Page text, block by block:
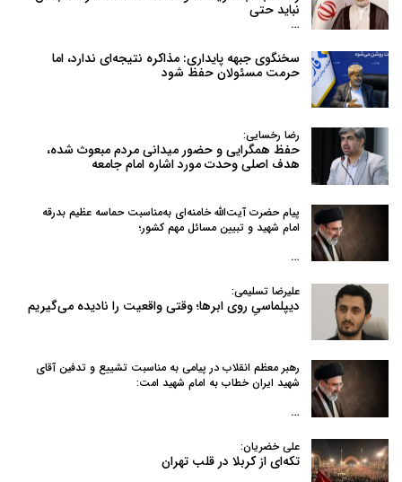
نباید حتی
…
سخنگوی جبهه پایداری: مذاکره نتیجه‌ای ندارد، اما
حرمت مسئولان حفظ شود
رضا رخسایی:
حفظ همگرایی و حضور میدانی مردم مبعوث شده،
هدف اصلی وحدت مورد اشاره امام جامعه
پیام حضرت آیت‌الله خامنه‌ای به‌مناسبت حماسه عظیم بدرقه
امام شهید و تبیین مسائل مهم کشور؛
…
علیرضا تسلیمی:
دیپلماسیِ روی ابرها؛ وقتی واقعیت را نادیده می‌گیریم
رهبر معظم انقلاب در پیامی به‌ مناسبت تشییع و تدفین آقای
شهید ایران خطاب به امام شهید امت:
…
علی خضریان:
تکه‌ای از کربلا در قلب تهران